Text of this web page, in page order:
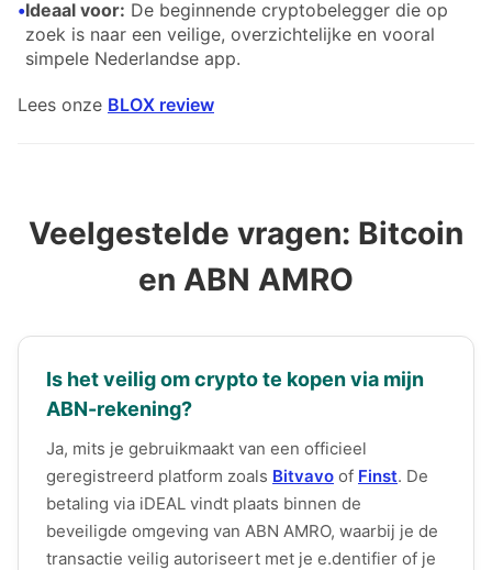
•Ideaal voor: De beginnende cryptobelegger die op
zoek is naar een veilige, overzichtelijke en vooral
simpele Nederlandse app.
Lees onze BLOX review
Veelgestelde vragen: Bitcoin
en ABN AMRO
Is het veilig om crypto te kopen via mijn
ABN-rekening?
Ja, mits je gebruikmaakt van een officieel
geregistreerd platform zoals Bitvavo of Finst. De
betaling via iDEAL vindt plaats binnen de
beveiligde omgeving van ABN AMRO, waarbij je de
transactie veilig autoriseert met je e.dentifier of je